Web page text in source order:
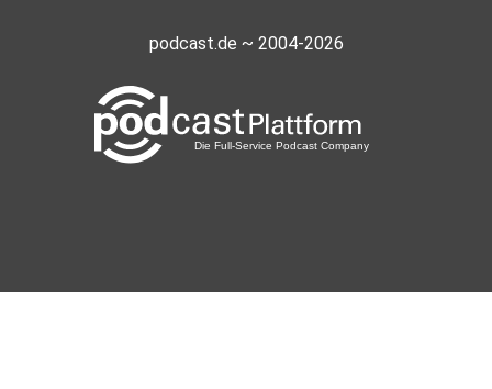
podcast.de ~ 2004-2026